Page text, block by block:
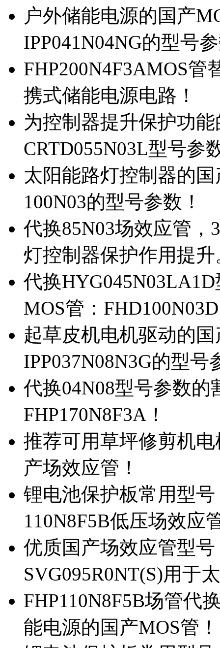
户外储能电源的国产
IPP041N04NG的型号
FHP200N4F3AMOS管
携式储能电源电路！
为控制器提升保护功
CRTD055N03L型号参
太阳能路灯控制器的
100N03的型号参数！
代换85N03场效应管
灯控制器保护作用提升
代换
MOS管：
起草皮机电机驱动的
IPP037N08N3G的型号
代换04N08型号参数
FHP170N8F3A！
推荐可用草坪修剪机电
产场效应管！
锂电池保护板常用型号
110N8F5B低压场效应
优质国产场效应管型
SVG095R0NT(S)用于
FHP110N8F5B场管代
能电源的国产MOS管！